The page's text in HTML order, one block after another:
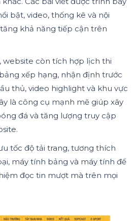
bật, video, thống kê và nội
khả năng tiếp cận trên
website còn tích hợp lịch thi
xếp hạng, nhận định trước
thủ, video highlight và khu vực
là công cụ mạnh mẽ giúp xây
đá và tăng lượng truy cập
tốc độ tải trang, tương thích
máy tính bảng và máy tính để
đọc tin mượt mà trên mọi